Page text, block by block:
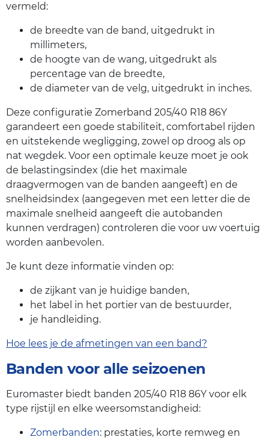
vermeld:
de breedte van de band, uitgedrukt in
millimeters,
de hoogte van de wang, uitgedrukt als
percentage van de breedte,
de diameter van de velg, uitgedrukt in inches.
Deze configuratie Zomerband 205/40 R18 86Y
garandeert een goede stabiliteit, comfortabel rijden
en uitstekende wegligging, zowel op droog als op
nat wegdek. Voor een optimale keuze moet je ook
de belastingsindex (die het maximale
draagvermogen van de banden aangeeft) en de
snelheidsindex (aangegeven met een letter die de
maximale snelheid aangeeft die autobanden
kunnen verdragen) controleren die voor uw voertuig
worden aanbevolen.
Je kunt deze informatie vinden op:
de zijkant van je huidige banden,
het label in het portier van de bestuurder,
je handleiding.
Hoe lees je de afmetingen van een band?
Banden voor alle seizoenen
Euromaster biedt banden 205/40 R18 86Y voor elk
type rijstijl en elke weersomstandigheid:
Zomerbanden: prestaties, korte remweg en